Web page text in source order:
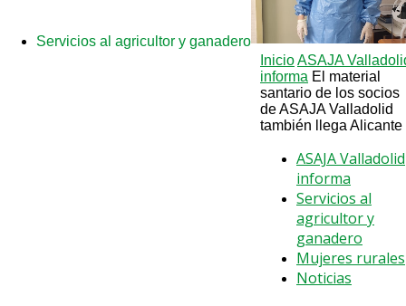
Servicios al agricultor y ganadero
InicioASAJA
informa El material
santario de los socios
de ASAJA Valladolid
también llega Alicante
ASAJA Valladolid
informa
Servicios al
agricultor y
ganadero
Mujeres rurales
Noticias